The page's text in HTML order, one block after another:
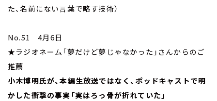
た、名前にない言葉で略す技術）
No.51 4月6日
★ラジオネーム「夢だけど夢じゃなかった」さんからのご
推薦
小木博明氏が、本編生放送ではなく、ポッドキャストで明
かした衝撃の事実「実はろっ骨が折れていた」